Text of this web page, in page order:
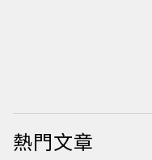
熱門文章